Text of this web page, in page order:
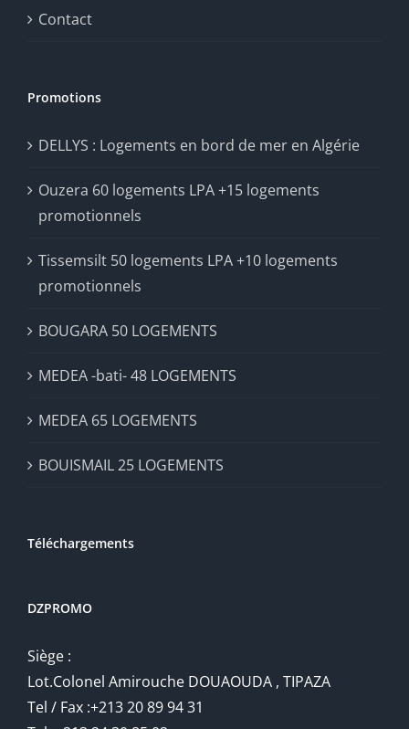
Contact
Promotions
DELLYS : Logements en bord de mer en Algérie
Ouzera 60 logements LPA +15 logements
promotionnels
Tissemsilt 50 logements LPA +10 logements
promotionnels
BOUGARA 50 LOGEMENTS
MEDEA -bati- 48 LOGEMENTS
MEDEA 65 LOGEMENTS
BOUISMAIL 25 LOGEMENTS
Téléchargements
DZPROMO
Siège :
Lot.Colonel Amirouche DOUAOUDA , TIPAZA
Tel / Fax :+213 20 89 94 31